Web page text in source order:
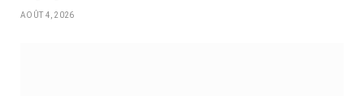
AOÛT 4, 2026